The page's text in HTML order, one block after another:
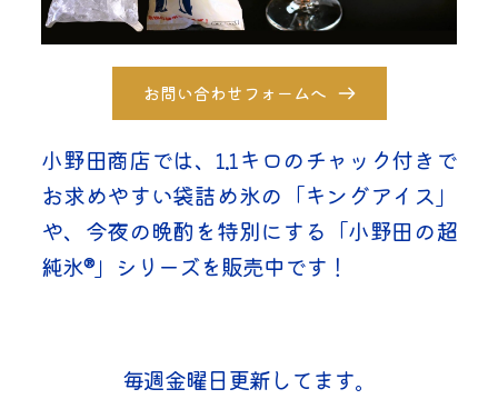
お問い合わせフォームへ
小野田商店では、1.1キロのチャック付きで
お求めやすい袋詰め氷の「キングアイス」
や、今夜の晩酌を特別にする「小野田の超
純氷®」シリーズを販売中です！
毎週金曜日更新してます。